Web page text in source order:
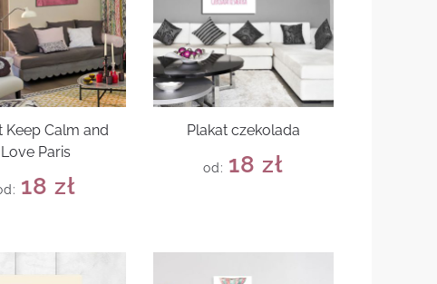
Keep Calm and
Love Paris
18zł
Plakat czekolada
od: 18zł